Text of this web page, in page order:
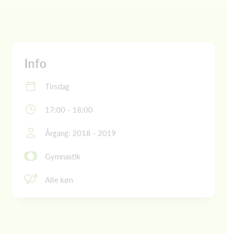
Info
Tirsdag
17:00 - 18:00
Årgang: 2018 - 2019
Gymnastik
Alle køn